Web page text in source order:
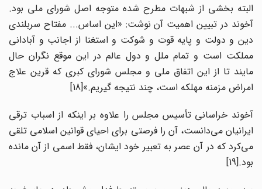
البته بخشی از شبهات مطرح شده متوجه اصل شورای ملی بود.
آخوند در تبیین اهمیت آن نوشت: «این اساس... مفتاح سربلندی
دین و دولت و پایه قوت و شوکت و استغنا از اجانب و آبادانی
مملکت است و تمام ملل و دول عالم در این موقع نگران حال
مایند تا از این اتفاق ملی و مجلس شورای کبری که قرین علاج
امراض مزمنه مهلکه است، چند نتیجه گیریم.»[18]
آخوند خراسانی تأسیس مجلس را علاوه بر اینکه از اسباب ترقی
ایرانیان می‌دانست، آن را فرصتی برای احیای قوانین اسلامی تلقی
می‌کرد که در آن عصر به تعبیر خود ایشان، فقط اسمی از آن مانده
بود.[19]